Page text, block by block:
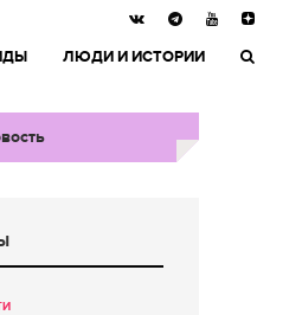
ЛЮДИ И ИСТОРИИ